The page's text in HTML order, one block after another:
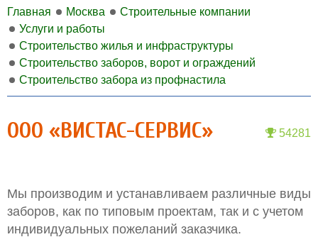
Главная Москва
Строительные компании
Услуги и работы
Строительство жилья и инфраструктуры
Строительство заборов, ворот и ограждений
Строительство забора из профнастила
54281
ООО «ВИСТАС-СЕРВИС»
Мы производим и устанавливаем различные виды
заборов, как по типовым проектам, так и с учетом
индивидуальных пожеланий заказчика.